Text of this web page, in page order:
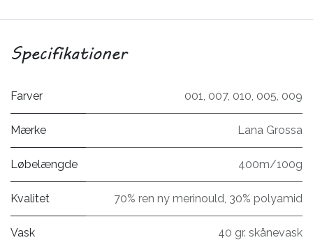
Specifikationer
Farver 001, 007, 010, 005, 009
Mærke Lana Grossa
Løbelængde 400m/100g
Kvalitet 70% ren ny merinould, 30% polyamid
Vask 40 gr. skånevask